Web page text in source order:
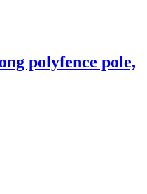
polyfence pole,